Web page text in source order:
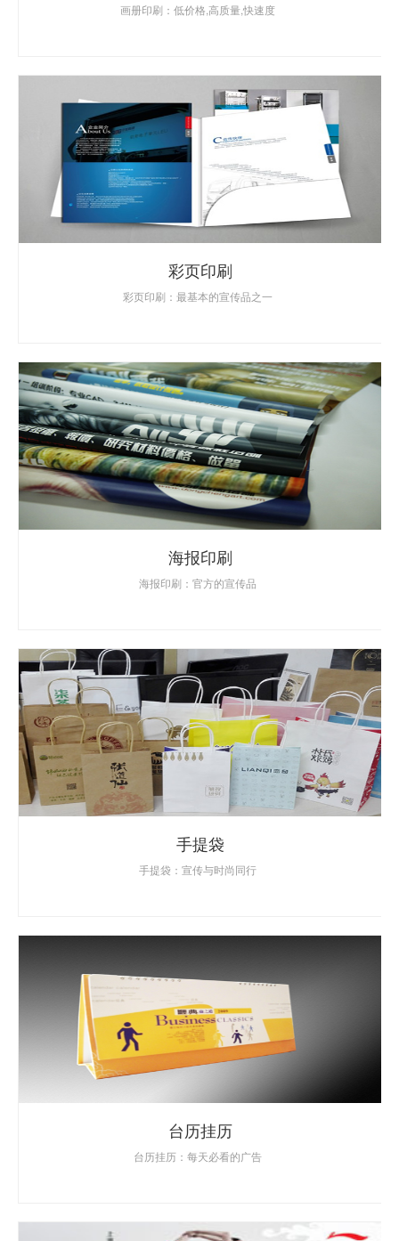
画册印刷：低价格,高质量,快速度
彩页印刷
彩页印刷：最基本的宣传品之一
海报印刷
海报印刷：官方的宣传品
手提袋
手提袋：宣传与时尚同行
台历挂历
台历挂历：每天必看的广告